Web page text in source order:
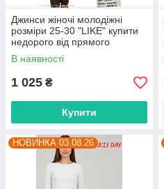
Джинси жіночі молодіжні
розміри 25-30 "LIKE" купити
недорого від прямого
постачальника
В наявності
1 025 ₴
Купити
НОВИНКА 03.08.26